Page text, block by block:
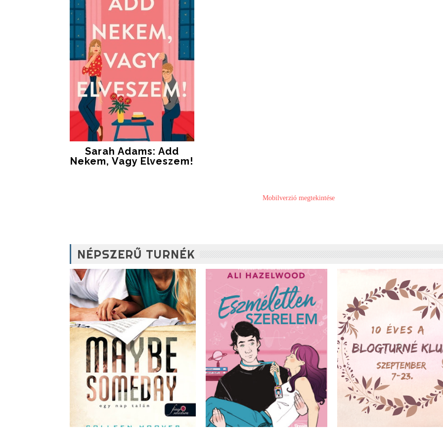
Sarah Adams: Add
Nekem, Vagy Elveszem!
Mobilverzió megtekintése
NÉPSZERŰ TURNÉK